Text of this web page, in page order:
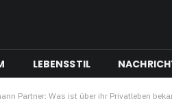
LEBENSSTIL
Partner: Was ist über ihr Privatleben